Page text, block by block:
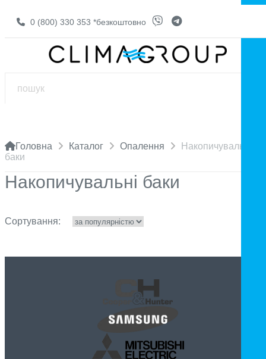
0 (800) 330 353 *безкоштовно
Головна Каталог Опалення
Накопичувальні
баки
Накопичувальні баки
Сортування: